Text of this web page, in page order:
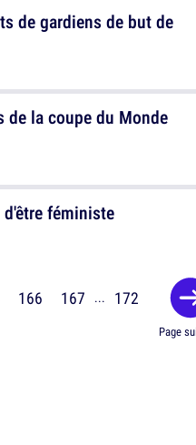
de la coupe du Monde
de gardiens de but de
féministe
166 167 ... 172
Page